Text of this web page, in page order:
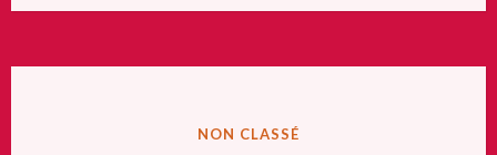
de
PUBLIÉ
NON CLASSÉ